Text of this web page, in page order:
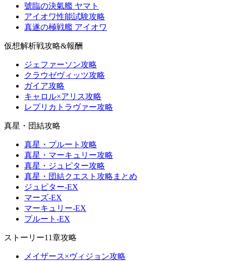
號臨の決氣艦 ヤマト
アイオワ性能試験攻略
真遂の極戦艦 アイオワ
仮想解析戦攻略&報酬
ジェファーソン攻略
クラウゼヴィッツ攻略
ガイア攻略
キャロル×アリス攻略
レプリカトラヴァー攻略
真星・団結攻略
真星・プルート攻略
真星・マーキュリー攻略
真星・ジュピター攻略
真星・団結クエスト攻略まとめ
ジュピター-EX
マーズ-EX
マーキュリー-EX
プルート-EX
ストーリー11章攻略
メイザース×ヴィジョン攻略